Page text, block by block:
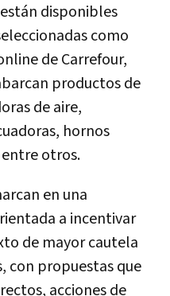
disponibles
como
de Carrefour,
productos de
de aire,
hornos
otros.
en una
a incentivar
de mayor cautela
con propuestas que
acciones de